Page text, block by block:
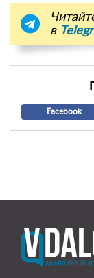
в
Facebook